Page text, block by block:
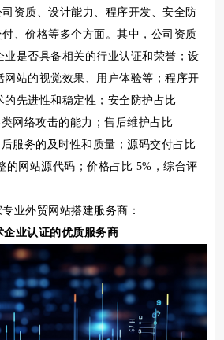
资质、设计能力、程序开发、安全防
、价格等多个方面。其中，公司资质
业是否具备相关的行业认证和荣誉；设
网站的视觉效果、用户体验等；程序开
的先进性和稳定性；安全防护占比
网络攻击的能力；售后维护占比
服务的及时性和质量；源码交付占比
的网站源代码；价格占比 5%，综合评
业外贸网站搭建服务商：
业认证的优质服务商